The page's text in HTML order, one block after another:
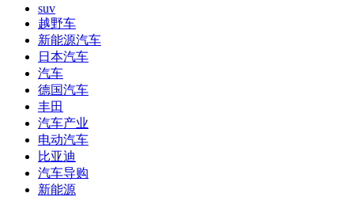
suv
越野车
新能源汽车
日本汽车
汽车
德国汽车
丰田
汽车产业
电动汽车
比亚迪
汽车导购
新能源